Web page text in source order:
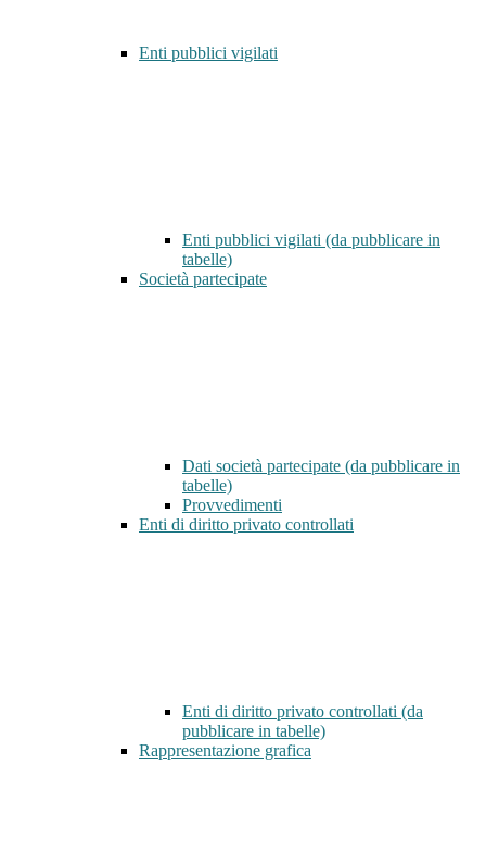
Enti pubblici vigilati
Enti pubblici vigilati (da pubblicare in
tabelle)
Società partecipate
Dati società partecipate (da pubblicare in
tabelle)
Provvedimenti
Enti di diritto privato controllati
Enti di diritto privato controllati (da
pubblicare in tabelle)
Rappresentazione grafica